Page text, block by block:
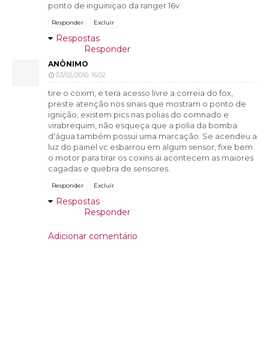
ponto de inguiniçao da ranger 16v
Responder Excluir
Respostas
Responder
ANÔNIMO
03/02/2010, 16:02
tire o coxim, e tera acesso livre a correia do fox,
preste atenção nos sinais que mostram o ponto de
ignição, existem pics nas polias do comnado e
virabrequim, não esqueça que a polia da bomba
d'água também possui uma marcação. Se acendeu a
luz do painel vc esbarrou em algum sensor, fixe bem
o motor para tirar os coxins ai acontecem as maiores
cagadas e quebra de sensores.
Responder Excluir
Respostas
Responder
Adicionar comentário